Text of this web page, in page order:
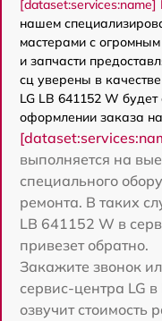
[dataset:services:name]
нашем
мастерами с
и запчасти
сц уверены в
LG LB 641152 W
оформлении заказа
выполняется на
специального
ремонта. В таких
LB 641152 W в
привезет обратно.
Закажите звонок
сервис-центра LG
озвучит стоимость